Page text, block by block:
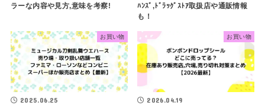
ラーな内容や見方,意味を考察!
ﾊﾝｽﾞ,ﾄﾞﾗｯｸﾞｽﾄｱ取扱店や通販情報
も！
お買い物
2025.06.25
お買い物
2026.04.19